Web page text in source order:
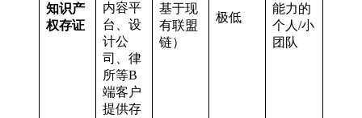
知识产
权存证
内容平
台、设
计公
司、律
所等B
端客户
提供存
基于现
有联盟
链）
极低
能力的
个人/小
团队